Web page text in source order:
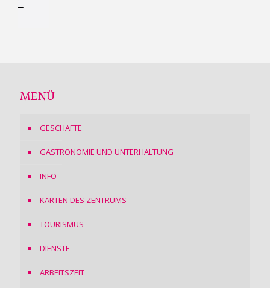
MENÜ
GESCHÄFTE
GASTRONOMIE UND UNTERHALTUNG
INFO
KARTEN DES ZENTRUMS
TOURISMUS
DIENSTE
ARBEITSZEIT